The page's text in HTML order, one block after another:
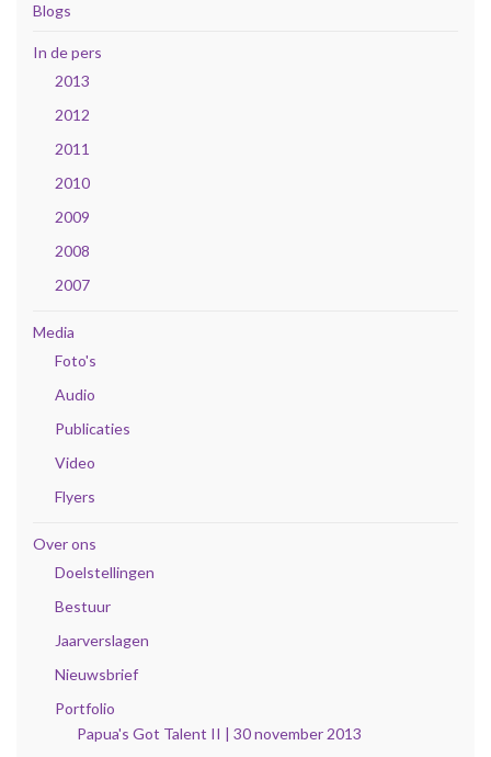
Blogs
In de pers
2013
2012
2011
2010
2009
2008
2007
Media
Foto's
Audio
Publicaties
Video
Flyers
Over ons
Doelstellingen
Bestuur
Jaarverslagen
Nieuwsbrief
Portfolio
Papua's Got Talent II | 30 november 2013